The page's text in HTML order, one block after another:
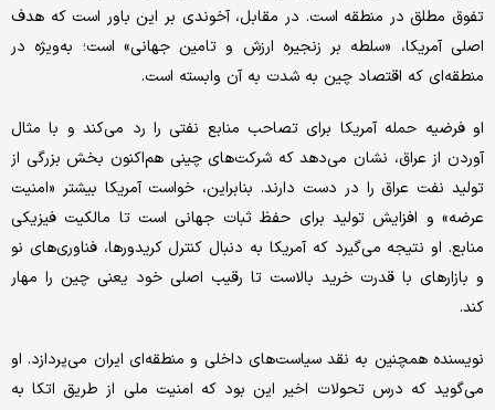
تفوق مطلق در منطقه است. در مقابل، آخوندی بر این باور است که هدف
اصلی آمریکا، «سلطه بر زنجیره ارزش و تامین جهانی» است؛ به‌ویژه در
منطقه‌ای که اقتصاد چین به شدت به آن وابسته است.
او فرضیه حمله آمریکا برای تصاحب منابع نفتی را رد می‌کند و با مثال
آوردن از عراق، نشان می‌دهد که شرکت‌های چینی هم‌اکنون بخش بزرگی از
تولید نفت عراق را در دست دارند. بنابراین، خواست آمریکا بیشتر «امنیت
عرضه» و افزایش تولید برای حفظ ثبات جهانی است تا مالکیت فیزیکی
منابع. او نتیجه می‌گیرد که آمریکا به دنبال کنترل کریدورها، فناوری‌های نو
و بازارهای با قدرت خرید بالاست تا رقیب اصلی خود یعنی چین را مهار
کند.
نویسنده همچنین به نقد سیاست‌های داخلی و منطقه‌ای ایران می‌پردازد. او
می‌گوید که درس تحولات اخیر این بود که امنیت ملی از طریق اتکا به